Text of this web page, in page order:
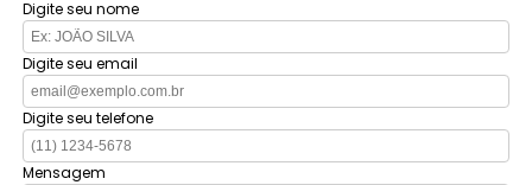
Digite seu nome
Digite seu email
Digite seu telefone
Mensagem